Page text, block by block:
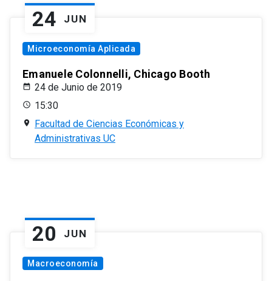
24 JUN
Microeconomía Aplicada
Emanuele Colonnelli, Chicago Booth
24 de Junio de 2019
15:30
Facultad de Ciencias Económicas y
Administrativas UC
20 JUN
Macroeconomía